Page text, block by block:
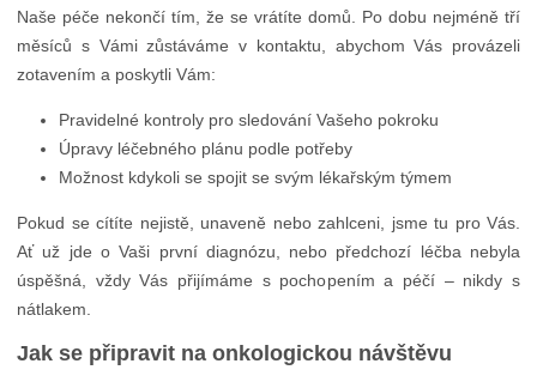
Naše péče nekončí tím, že se vrátíte domů. Po dobu nejméně tří
měsíců s Vámi zůstáváme v kontaktu, abychom Vás provázeli
zotavením a poskytli Vám:
Pravidelné kontroly pro sledování Vašeho pokroku
Úpravy léčebného plánu podle potřeby
Možnost kdykoli se spojit se svým lékařským týmem
Pokud se cítíte nejistě, unaveně nebo zahlceni, jsme tu pro Vás.
Ať už jde o Vaši první diagnózu, nebo předchozí léčba nebyla
úspěšná, vždy Vás přijímáme s pochopením a péčí – nikdy s
nátlakem.
Jak se připravit na onkologickou návštěvu